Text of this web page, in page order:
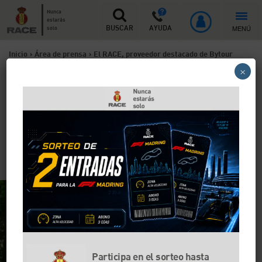
Nunca
estarás
solo
BUSCAR AYUDA MENÚ
Inicio > Área de prensa > El RACE, proveedor destacado de Bytour
El RACE, proveedor
destacado de Bytour tras
renovar su compromiso de
cara a 2022
Participa en el sorteo hasta
×